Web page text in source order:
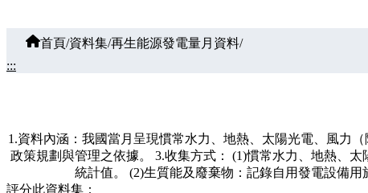
首頁/資料集/再生能源發電量月資料/
:::
1.資料內涵：我國當月呈現慣常水力、地熱、太陽光電、風力
政策規劃與管理之依據。 3.收集方式： (1)慣常水力、地熱、
統計值。 (2)生質能及廢棄物：記錄自用發電設備
評分此資料集：